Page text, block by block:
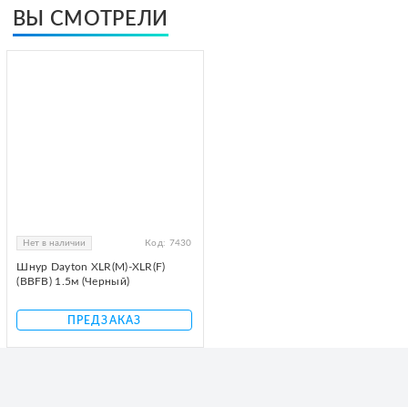
ВЫ СМОТРЕЛИ
Нет в наличии Код: 7430
Шнур Dayton XLR(M)-XLR(F)
(BBFB) 1.5м (Черный)
ПРЕДЗАКАЗ